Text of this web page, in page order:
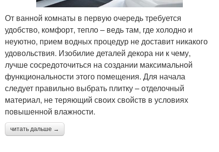
От ванной комнаты в первую очередь требуется
удобство, комфорт, тепло – ведь там, где холодно и
неуютно, прием водных процедур не доставит никакого
удовольствия. Изобилие деталей декора ни к чему,
лучше сосредоточиться на создании максимальной
функциональности этого помещения. Для начала
следует правильно выбрать плитку – отделочный
материал, не теряющий своих свойств в условиях
повышенной влажности.
читать дальше →